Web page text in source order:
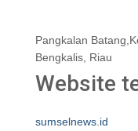
Pangkalan
Bengkalis, Riau
Website
sumselnews.id